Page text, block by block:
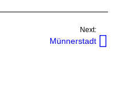
Internetanbieter in Orten
Next:
Münnerstadt